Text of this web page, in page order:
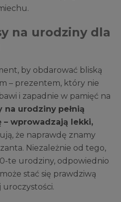
na urodziny dla
by obdarować bliską
– prezentem, który nie
i zapadnie w pamięć na
na urodziny pełnią
– wprowadzają lekki,
że naprawdę znamy
Niezależnie od tego,
te urodziny, odpowiednio
stać się prawdziwą
uroczystości.